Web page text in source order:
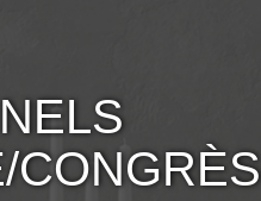
CONGRÈS